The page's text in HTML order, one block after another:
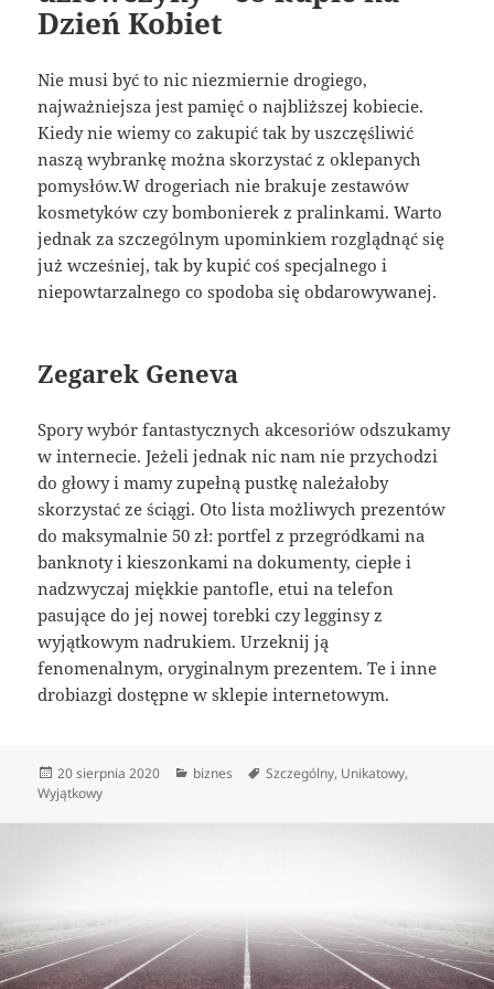
Dzień Kobiet
Nie musi być to nic niezmiernie drogiego,
najważniejsza jest pamięć o najbliższej kobiecie.
Kiedy nie wiemy co zakupić tak by uszczęśliwić
naszą wybrankę można skorzystać z oklepanych
pomysłów.W drogeriach nie brakuje zestawów
kosmetyków czy bombonierek z pralinkami. Warto
jednak za szczególnym upominkiem rozglądnąć się
już wcześniej, tak by kupić coś specjalnego i
niepowtarzalnego co spodoba się obdarowywanej.
Zegarek Geneva
Spory wybór fantastycznych akcesoriów odszukamy
w internecie. Jeżeli jednak nic nam nie przychodzi
do głowy i mamy zupełną pustkę należałoby
skorzystać ze ściągi. Oto lista możliwych prezentów
do maksymalnie 50 zł: portfel z przegródkami na
banknoty i kieszonkami na dokumenty, ciepłe i
nadzwyczaj miękkie pantofle, etui na telefon
pasujące do jej nowej torebki czy legginsy z
wyjątkowym nadrukiem. Urzeknij ją
fenomenalnym, oryginalnym prezentem. Te i inne
drobiazgi dostępne w sklepie internetowym.
Data
publikacji
20 sierpnia 2020 Kategorie
biznes Tagi
Szczególny, Unikatowy,
Wyjątkowy